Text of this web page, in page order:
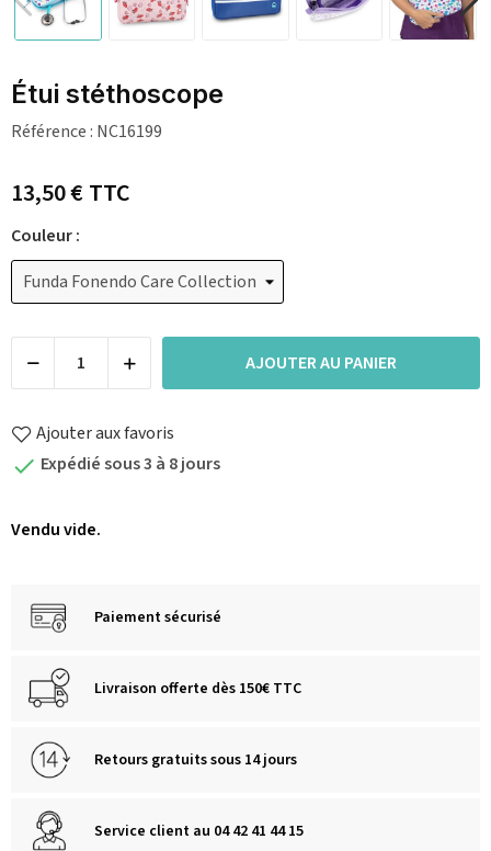
Étui stéthoscope
Référence : NC16199
13,50 €TTC
Couleur :
AJOUTER AU PANIER
Ajouter aux favoris
 Expédié sous 3 à 8 jours
Vendu vide.
Paiement sécurisé
Livraison offerte dès 150€ TTC
Retours gratuits sous 14 jours
Service client au 04 42 41 44 15